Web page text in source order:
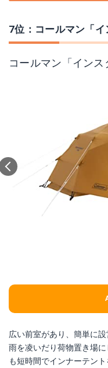
7位：コールマン「イ
コールマン「インス
広い前室があり、簡単に
雨を凌いだり荷物置き場
も短時間でインナーテン